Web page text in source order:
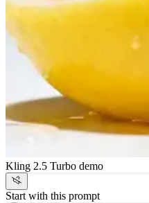
Kling 2.5 Turbo demo
Start with this prompt